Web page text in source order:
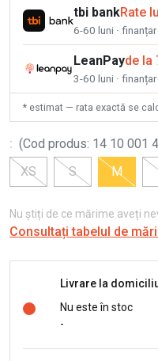
tbi bankRate
6-60 luni ·
LeanPayde la
3-60 luni ·
* estimat — rata exactă se
: (Cod produs: 14 10 001 4
XS
S M
Nu știți de ce mărime aveți
Consultați tabelul de
Livrare la
Nu este în stoc
-